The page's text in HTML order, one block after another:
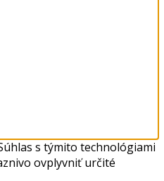
s týmito technológiami
ovplyvniť určité